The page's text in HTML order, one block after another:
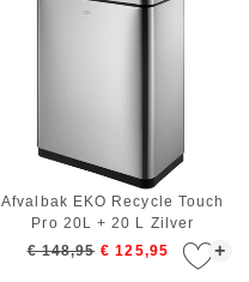
+
Afvalbak EKO Recycle Touch
Pro 20L + 20 L Zilver
€ 148,95 € 125,95